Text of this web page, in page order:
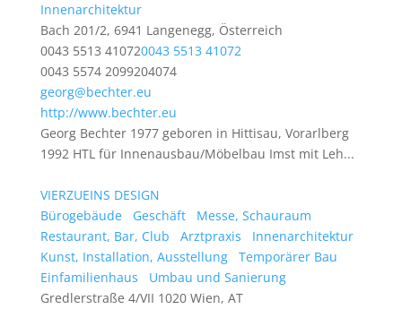
Innenarchitektur
Bach 201/2, 6941 Langenegg, Österreich
0043 5513 410720043 5513 41072
0043 5574 2099204074
georg@bechter.eu
http://www.bechter.eu
Georg Bechter 1977 geboren in Hittisau, Vorarlberg
1992 HTL für Innenausbau/Möbelbau Imst mit Leh...
VIERZUEINS DESIGN
Bürogebäude
Geschäft
Messe, Schauraum
Restaurant, Bar, Club
Arztpraxis
Innenarchitektur
Kunst, Installation, Ausstellung
Temporärer Bau
Einfamilienhaus
Umbau und Sanierung
Gredlerstraße 4/VII 1020 Wien, AT